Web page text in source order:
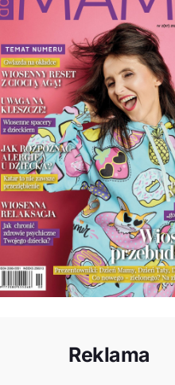
Reklama